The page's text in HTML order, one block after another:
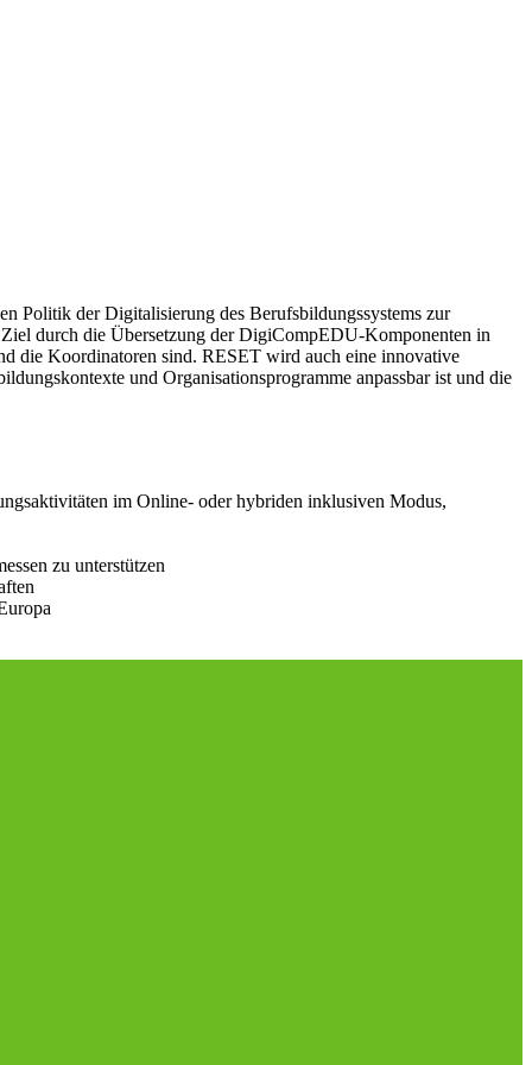
Politik der Digitalisierung des Berufsbildungssystems zur
durch die Übersetzung der DigiCompEDU-Komponenten in
die Koordinatoren sind. RESET wird auch eine innovative
und Organisationsprogramme anpassbar ist und die
im Online- oder hybriden inklusiven Modus,
zu unterstützen